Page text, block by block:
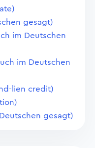
gesagt)
im Deutschen
im Deutschen
lien credit)
gesagt)